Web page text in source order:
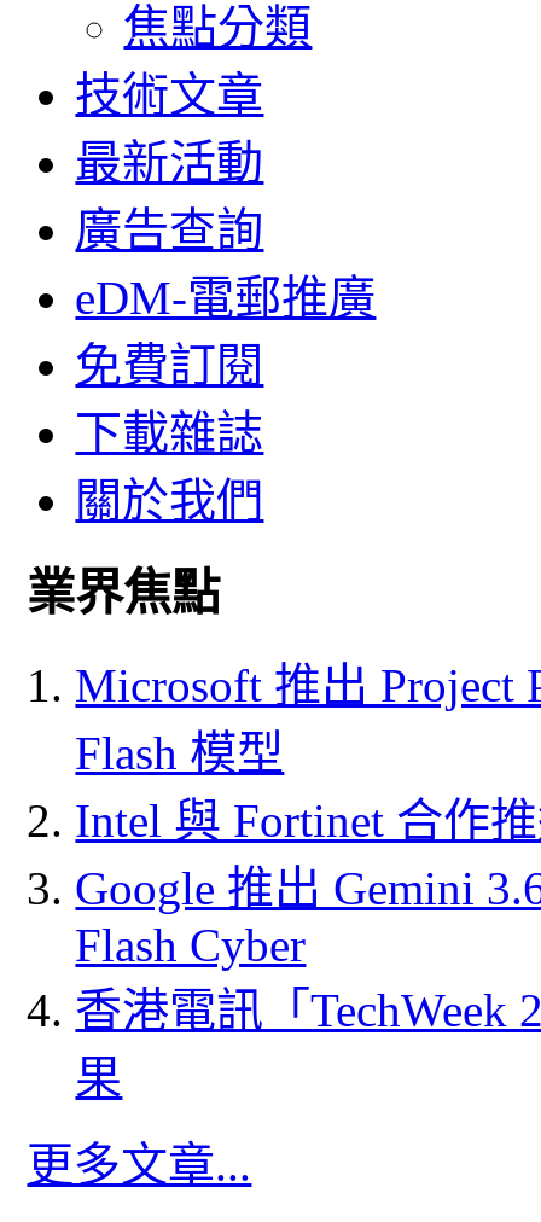
焦點分類
技術文章
最新活動
廣告查詢
eDM-電郵推廣
免費訂閱
下載雜誌
關於我們
業界焦點
Microsoft 推出 Project
Flash 模型
Intel 與 Fortinet 合作
Google 推出 Gemini
Flash Cyber
香港電訊「
果
更多文章...